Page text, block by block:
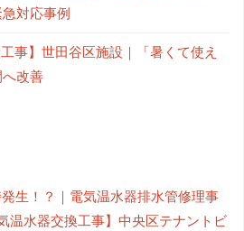
対応事例
事】世田谷区施設｜「暑くて使え
改善
生！？｜電気温水器排水管修理事
温水器交換工事】中央区テナントビ